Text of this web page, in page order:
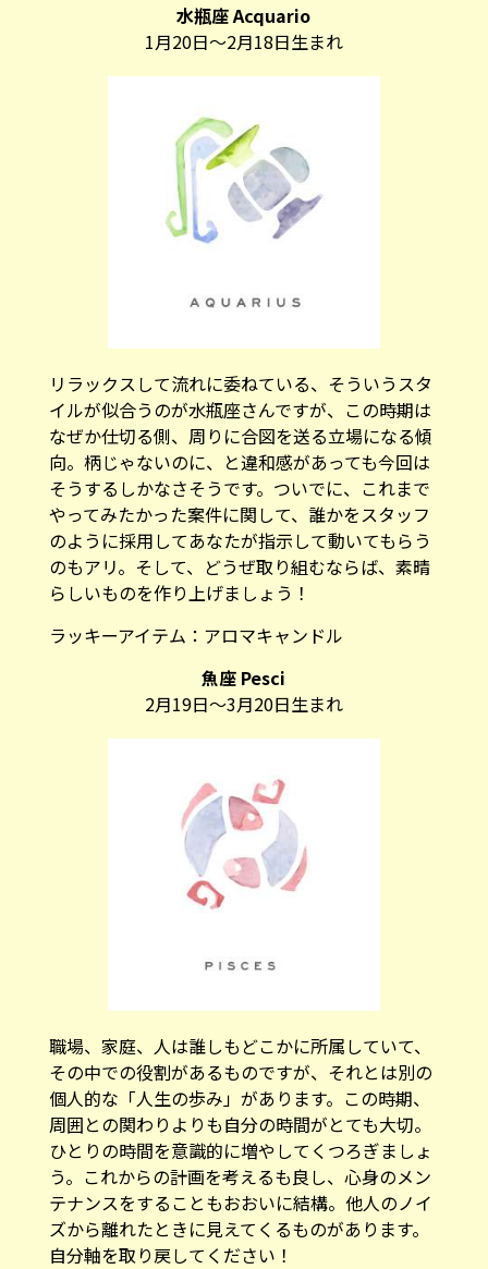
水瓶座 Acquario
1月20日～2月18日生まれ
リラックスして流れに委ねている、そういうスタ
イルが似合うのが水瓶座さんですが、この時期は
なぜか仕切る側、周りに合図を送る立場になる傾
向。柄じゃないのに、と違和感があっても今回は
そうするしかなさそうです。ついでに、これまで
やってみたかった案件に関して、誰かをスタッフ
のように採用してあなたが指示して動いてもらう
のもアリ。そして、どうぜ取り組むならば、素晴
らしいものを作り上げましょう！
ラッキーアイテム： アロマキャンドル
魚座 Pesci
2月19日～3月20日生まれ
職場、家庭、人は誰しもどこかに所属していて、
その中での役割があるものですが、それとは別の
個人的な「人生の歩み」があります。この時期、
周囲との関わりよりも自分の時間がとても大切。
ひとりの時間を意識的に増やしてくつろぎましょ
う。これからの計画を考えるも良し、心身のメン
テナンスをすることもおおいに結構。他人のノイ
ズから離れたときに見えてくるものがあります。
自分軸を取り戻してください！